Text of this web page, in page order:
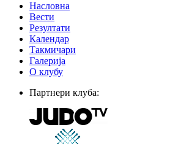
Насловна
Вести
Резултати
Календар
Такмичари
Галерија
О клубу
Партнери клуба: